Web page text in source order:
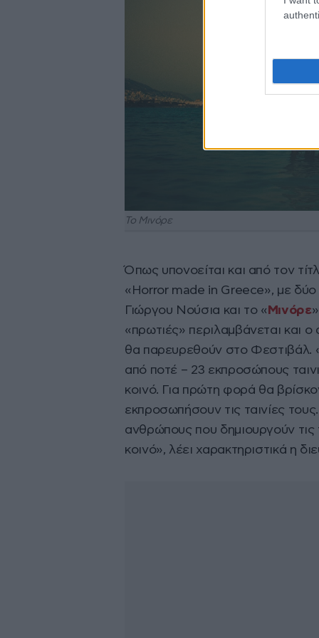
Το Μινόρε
Όπως υπονοείται και από τον
«Horror made in Greece», με δύο
Γιώργου Νούσια και το « Μινόρε
«πρωτιές» περιλαμβάνεται και
θα παρευρεθούν στο Φεστιβάλ.
από ποτέ – 23 εκπροσώπους
κοινό. Για πρώτη φορά θα
εκπροσωπήσουν τις ταινίες
ανθρώπους που δημιουργούν τις
κοινό», λέει χαρακτηριστικά η